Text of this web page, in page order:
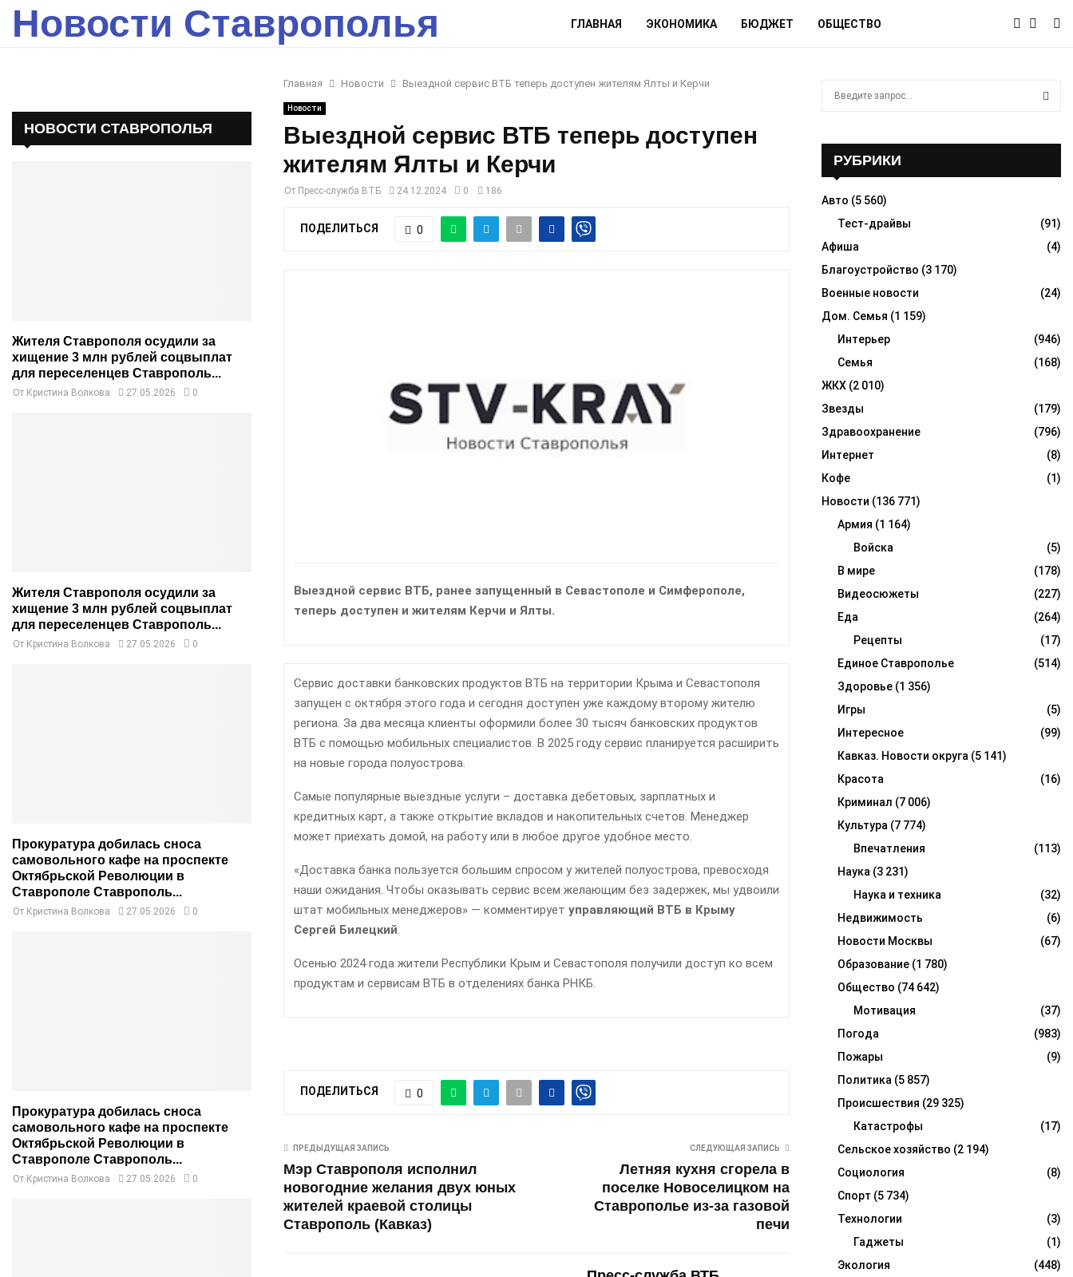
Новости Ставрополья ГЛАВНАЯ ЭКОНОМИКА БЮДЖЕТ ОБЩЕСТВО
Главная Новости Выездной сервис ВТБ теперь доступен жителям Ялты и Керчи
Новости
Выездной сервис ВТБ теперь доступен
жителям Ялты и Керчи
От Пресс-служба ВТБ 24.12.2024 0 186
ПОДЕЛИТЬСЯ 0
Выездной сервис ВТБ, ранее запущенный в Севастополе и Симферополе,
теперь доступен и жителям Керчи и Ялты.
Сервис доставки банковских продуктов ВТБ на территории Крыма и Севастополя
запущен с октября этого года и сегодня доступен уже каждому второму жителю
региона. За два месяца клиенты оформили более 30 тысяч банковских продуктов
ВТБ с помощью мобильных специалистов. В 2025 году сервис планируется расширить
на новые города полуострова.
Самые популярные выездные услуги – доставка дебетовых, зарплатных и
кредитных карт, а также открытие вкладов и накопительных счетов. Менеджер
может приехать домой, на работу или в любое другое удобное место.
«Доставка банка пользуется большим спросом у жителей полуострова, превосходя
наши ожидания. Чтобы оказывать сервис всем желающим без задержек, мы удвоили
штат мобильных менеджеров» — комментирует управляющий ВТБ в Крыму
Сергей Билецкий
Осенью 2024 года жители Республики Крым и Севастополя получили доступ ко всем
продуктам и сервисам ВТБ в отделениях банка РНКБ.
ПОДЕЛИТЬСЯ 0
ПРЕДЫДУЩАЯ ЗАПИСЬ
Мэр Ставрополя исполнил
новогодние желания двух юных
жителей краевой столицы
Ставрополь (Кавказ)
СЛЕДУЮЩАЯ ЗАПИСЬ
Летняя кухня сгорела в
поселке Новоселицком на
Ставрополье из-за газовой
печи
НОВОСТИ СТАВРОПОЛЬЯ
Жителя Ставрополя осудили за
хищение 3 млн рублей соцвыплат
для переселенцев Ставрополь...
От Кристина Волкова 27.05.2026 0
Жителя Ставрополя осудили за
хищение 3 млн рублей соцвыплат
для переселенцев Ставрополь...
От Кристина Волкова 27.05.2026 0
Прокуратура добилась сноса
самовольного кафе на проспекте
Октябрьской Революции в
Ставрополе Ставрополь...
От Кристина Волкова 27.05.2026 0
Прокуратура добилась сноса
самовольного кафе на проспекте
Октябрьской Революции в
Ставрополе Ставрополь...
От Кристина Волкова 27.05.2026 0
o
R
C
H
РУБРИКИ
Авто (5 560)
Тест-драйвы
(91)
Афиша
(4)
Благоустройство (3 170)
Военные новости
(24)
Дом. Семья (1 159)
Интерьер
(946)
Семья
(168)
ЖКХ (2 010)
Звезды
(179)
Здравоохранение
(796)
Интернет
(8)
Кофе
(1)
Новости (136 771)
Армия (1 164)
Войска
(5)
В мире
(178)
Видеосюжеты
(227)
Еда
(264)
Рецепты
(17)
Единое Ставрополье
(514)
Здоровье (1 356)
Игры
(5)
Интересное
(99)
Кавказ. Новости округа (5 141)
Красота
(16)
Криминал (7 006)
Культура (7 774)
Впечатления
(113)
Наука (3 231)
Наука и техника
(32)
Недвижимость
(6)
Новости Москвы
(67)
Образование (1 780)
Общество (74 642)
Мотивация
(37)
Погода
(983)
Пожары
(9)
Политика (5 857)
Происшествия (29 325)
Катастрофы
(17)
Сельское хозяйство (2 194)
Социология
(8)
Спорт (5 734)
Технологии
(3)
Гаджеты
(1)
Экология
(448)